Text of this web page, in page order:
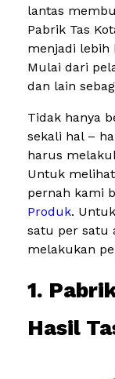
lantas
Pabrik Tas
menjadi lebih
Mulai dari
dan lain
Tidak hanya
sekali hal –
harus
Untuk
pernah kami
Produk.
satu per satu
melakukan
1.
Hasil